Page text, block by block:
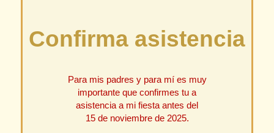
Confirma asistencia
Para mis padres y para mí es muy
importante que confirmes tu a
asistencia a mi fiesta antes del
15 de noviembre de 2025.